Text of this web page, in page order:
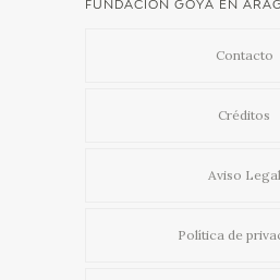
FUNDACIÓN GOYA EN
Contacto
Créditos
Aviso Legal
Política de